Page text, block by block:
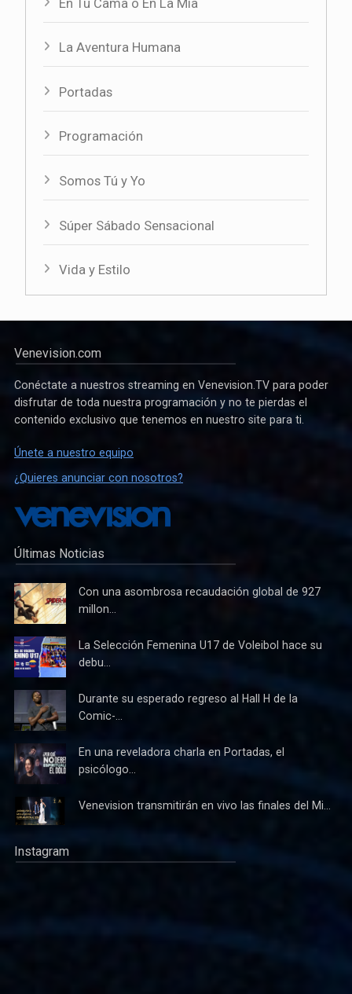
En Tu Cama o En La Mía
La Aventura Humana
Portadas
Programación
Somos Tú y Yo
Súper Sábado Sensacional
Vida y Estilo
Venevision.com
Conéctate a nuestros streaming en Venevision.TV para poder
disfrutar de toda nuestra programación y no te pierdas el
contenido exclusivo que tenemos en nuestro site para ti.
Únete a nuestro equipo
¿Quieres anunciar con nosotros?
Últimas Noticias
Con una asombrosa recaudación global de 927
millon...
La Selección Femenina U17 de Voleibol hace su
debu...
Durante su esperado regreso al Hall H de la
Comic-...
En una reveladora charla en Portadas, el
psicólogo...
Venevision transmitirán en vivo las finales del Mi...
Instagram